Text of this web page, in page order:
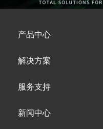
产品中心
解决方案
服务支持
新闻中心